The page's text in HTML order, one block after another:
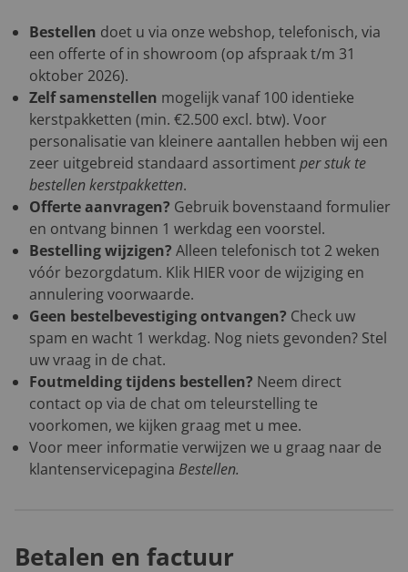
Bestellen doet u via onze webshop, telefonisch, via
een offerte of in showroom (op afspraak t/m 31
oktober 2026).
Zelf samenstellen mogelijk vanaf 100 identieke
kerstpakketten (min. €2.500 excl. btw). Voor
personalisatie van kleinere aantallen hebben wij een
zeer uitgebreid standaard assortimentper stuk te
bestellen kerstpakketten.
Offerte aanvragen? Gebruik bovenstaand formulier
en ontvang binnen 1 werkdag een voorstel.
Bestelling wijzigen? Alleen telefonisch tot 2 weken
vóór bezorgdatum. Klik HIERvoor de wijziging en
annulering voorwaarde.
Geen bestelbevestiging ontvangen? Check uw
spam en wacht 1 werkdag. Nog niets gevonden? Stel
uw vraag in de chat.
Foutmelding tijdens bestellen? Neem direct
contact op via de chat om teleurstelling te
voorkomen, we kijken graag met u mee.
Voor meer informatie verwijzen we u graag naar de
klantenservicepagina Bestellen.
Betalen en factuur